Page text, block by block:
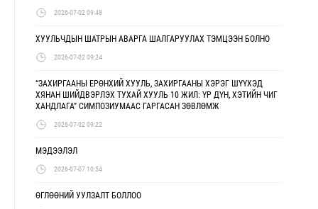
2026-07-02 09:48
ХУУЛЬЧДЫН ШАТРЫН АВАРГА ШАЛГАРУУЛАХ ТЭМЦЭЭН БОЛНО
2026-07-02 09:24
“ЗАХИРГААНЫ ЕРӨНХИЙ ХУУЛЬ, ЗАХИРГААНЫ ХЭРЭГ ШҮҮХЭД
ХЯНАН ШИЙДВЭРЛЭХ ТУХАЙ ХУУЛЬ 10 ЖИЛ: ҮР ДҮН, ХЭТИЙН ЧИГ
ХАНДЛАГА” СИМПОЗИУМААС ГАРГАСАН ЗӨВЛӨМЖ
2026-07-02 09:22
МЭДЭЭЛЭЛ
2026-07-07 10:54
ӨГЛӨӨНИЙ УУЛЗАЛТ БОЛЛОО